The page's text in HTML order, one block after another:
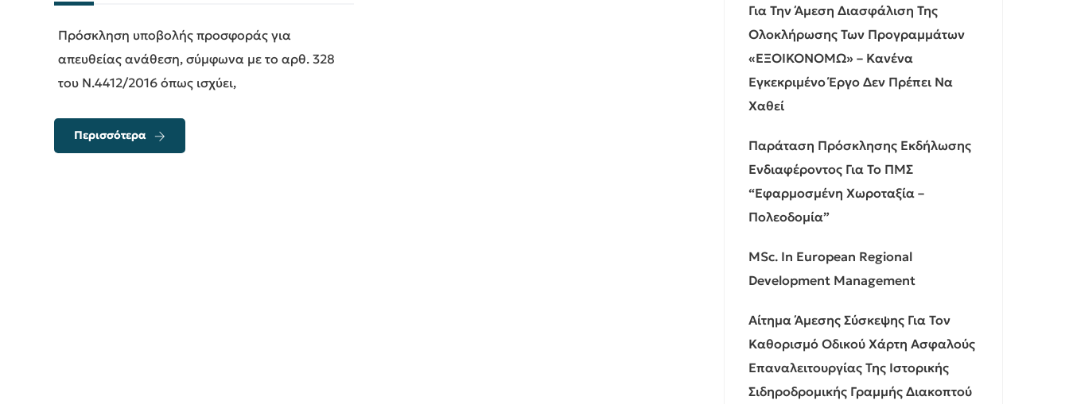
Πρόσκληση υποβολής προσφοράς για
απευθείας ανάθεση, σύμφωνα με το αρθ. 328
του Ν.4412/2016 όπως ισχύει,
Περισσότερα
Για Την Άμεση Διασφάλιση Της
Ολοκλήρωσης Των Προγραμμάτων
«ΕΞΟΙΚΟΝΟΜΩ» – Κανένα
Εγκεκριμένο Έργο Δεν Πρέπει Να
Χαθεί
Παράταση Πρόσκλησης Εκδήλωσης
Ενδιαφέροντος Για Το ΠΜΣ
“Εφαρμοσμένη Χωροταξία –
Πολεοδομία”
MSc. In European Regional
Development Management
Αίτημα Άμεσης Σύσκεψης Για Τον
Καθορισμό Οδικού Χάρτη Ασφαλούς
Επαναλειτουργίας Της Ιστορικής
Σιδηροδρομικής Γραμμής Διακοπτού